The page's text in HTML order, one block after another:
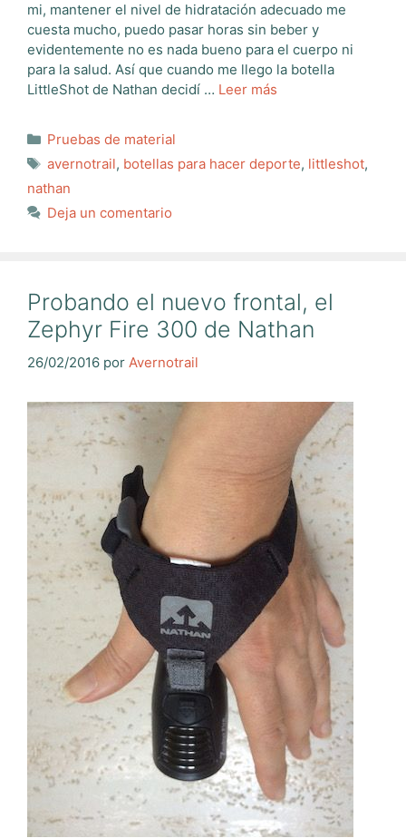
mi, mantener el nivel de hidratación adecuado me
cuesta mucho, puedo pasar horas sin beber y
evidentemente no es nada bueno para el cuerpo ni
para la salud. Así que cuando me llego la botella
LittleShot de Nathan decidí … Leer más
Categorías
Pruebas de material
Etiquetas
avernotrail, botellas para hacer deporte, littleshot,
nathan
Deja un comentario
Probando el nuevo frontal, el
Zephyr Fire 300 de Nathan
26/02/2016 por Avernotrail